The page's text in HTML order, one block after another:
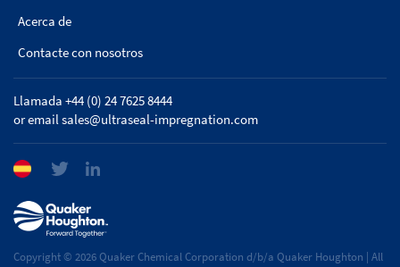
Acerca de
Contacte con nosotros
Llamada +44 (0) 24 7625 8444
or emailsales@ultraseal-impregnation.com
Copyright © 2026 Quaker Chemical Corporation d/b/a Quaker Houghton | All